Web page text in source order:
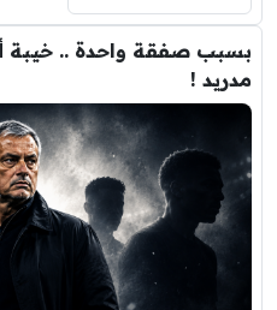
بسبب صفقة واحدة .. خيبة
مدريد !